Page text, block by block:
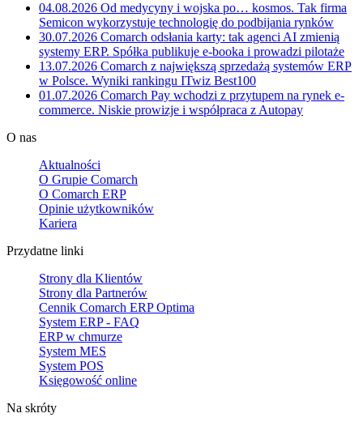
04.08.2026 Od medycyny i wojska po… kosmos. Tak firma
Semicon wykorzystuje technologię do podbijania rynków
30.07.2026 Comarch odsłania karty: tak agenci AI zmienią
systemy ERP. Spółka publikuje e-booka i prowadzi pilotaże
13.07.2026 Comarch z największą sprzedażą systemów ERP
w Polsce. Wyniki rankingu ITwiz Best100
01.07.2026 Comarch Pay wchodzi z przytupem na rynek e-
commerce. Niskie prowizje i współpraca z Autopay
O nas
Aktualności
O Grupie Comarch
O Comarch ERP
Opinie użytkowników
Kariera
Przydatne linki
Strony dla Klientów
Strony dla Partnerów
Cennik Comarch ERP Optima
System ERP - FAQ
ERP w chmurze
System MES
System POS
Księgowość online
Na skróty